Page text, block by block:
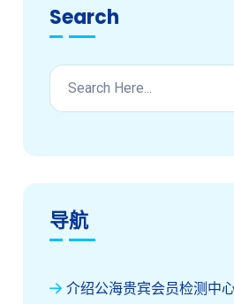
Search
导航
介绍公海贵宾会员检测中